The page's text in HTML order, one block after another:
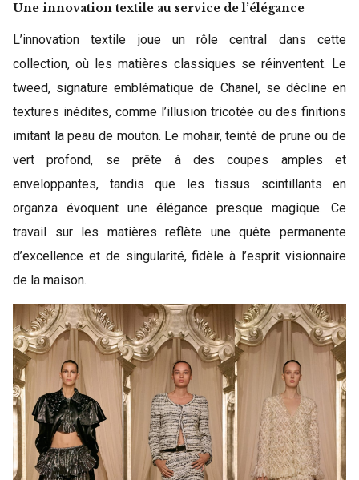
Une innovation textile au service de l’élégance
L’innovation textile joue un rôle central dans cette
collection, où les matières classiques se réinventent. Le
tweed, signature emblématique de Chanel, se décline en
textures inédites, comme l’illusion tricotée ou des finitions
imitant la peau de mouton. Le mohair, teinté de prune ou de
vert profond, se prête à des coupes amples et
enveloppantes, tandis que les tissus scintillants en
organza évoquent une élégance presque magique. Ce
travail sur les matières reflète une quête permanente
d’excellence et de singularité, fidèle à l’esprit visionnaire
de la maison.